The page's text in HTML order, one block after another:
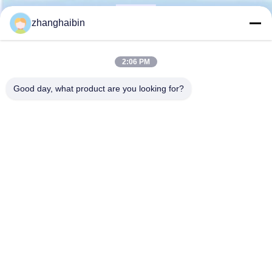
zhanghaibin
2:06 PM
Good day, what product are you looking for?